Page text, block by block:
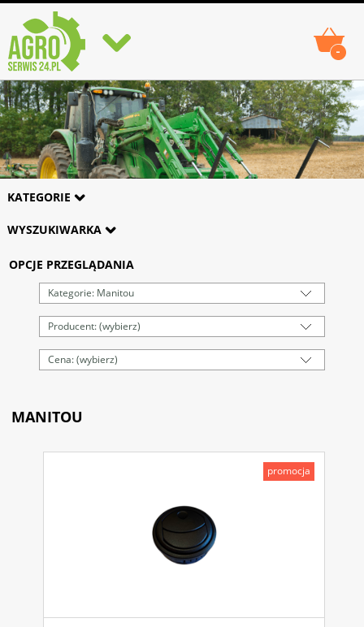
-
KATEGORIE
WYSZUKIWARKA
OPCJE PRZEGLĄDANIA
Kategorie: Manitou
Producent: (wybierz)
Cena: (wybierz)
MANITOU
promocja